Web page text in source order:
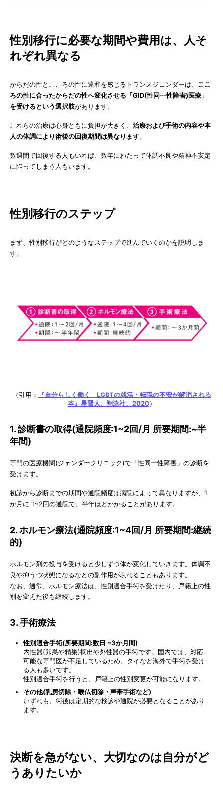
性別移行に必要な期間や費用は、人そ
れぞれ異なる
からだの性とこころの性に違和を感じるトランスジェンダーは、 ここ
ろの性に合ったからだの性へ変化させる「GID(性同一性障害)医療」
を受けるという選択肢があります。
これらの治療は心身ともに負担が大きく、 治療および手術の内容や本
人の体調により術後の回復期間は異なります。
数週間で回復する人もいれば、数年にわたって体調不良や精神不安定
に陥ってしまう人もいます。
性別移行のステップ
まず、性別移行がどのようなステップで進んでいくのかを説明しま
す。
（引用：
『自分らしく働く LGBTの就活・転職の不安が解消される
本』星賢人、翔泳社、2020）
1. 診断書の取得(通院頻度:1~2回/月 所要期間:~半
年間)
専門の医療機関(ジェンダークリニック)で「性同一性障害」の診断を
受けます。
初診から診断までの期間や通院頻度は病院によって異なりますが、1
か月に 1~2回の通院で、半年ほどかかることがあります。
2. ホルモン療法(通院頻度:1~4回/月 所要期間:継続
的)
ホルモン剤の投与を受けると少しずつ体が変化していきます。体調不
良や抑うつ状態になるなどの副作用が表れることもあります。
なお、通常、ホルモン療法は、性別適合手術を受けたり、戸籍上の性
別を変えた後も継続します。
3. 手術療法
性別適合手術(所要期間:数日 ~3か月間)
内性器(卵巣や精巣)摘出や外性器の手術です。国内では、対応
可能な専門医が不足しているため、タイなど海外で手術を受け
る人も多いです。
性別適合手術を行うと、戸籍上の性別変更が可能になります。
その他(乳房切除・喉仏切除・声帯手術など)
いずれも、術後は定期的な検診や通院が必要となることがあり
ます。
決断を急がない、大切なのは自分がど
うありたいか